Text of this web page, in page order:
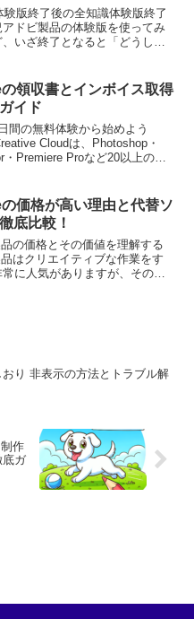
験版終了後の全知識体験版終了
ドビ製品の体験版を使ってみ
いざ終了となると「どうしよ
はどうなるのか、そしてどんな
あるのかを...
領収書とインボイス取得
イド
間の無料体験から始めよう
Cloudは、Photoshop・
・Premiere Proなど20以上のア
価格が高い理由と代替ソ
底比較！
の価格とその価値を理解する
はクリエイティブな作業をす
常に人気がありますが、その価
り 非表示の方法とトラブル解
作
底ガ